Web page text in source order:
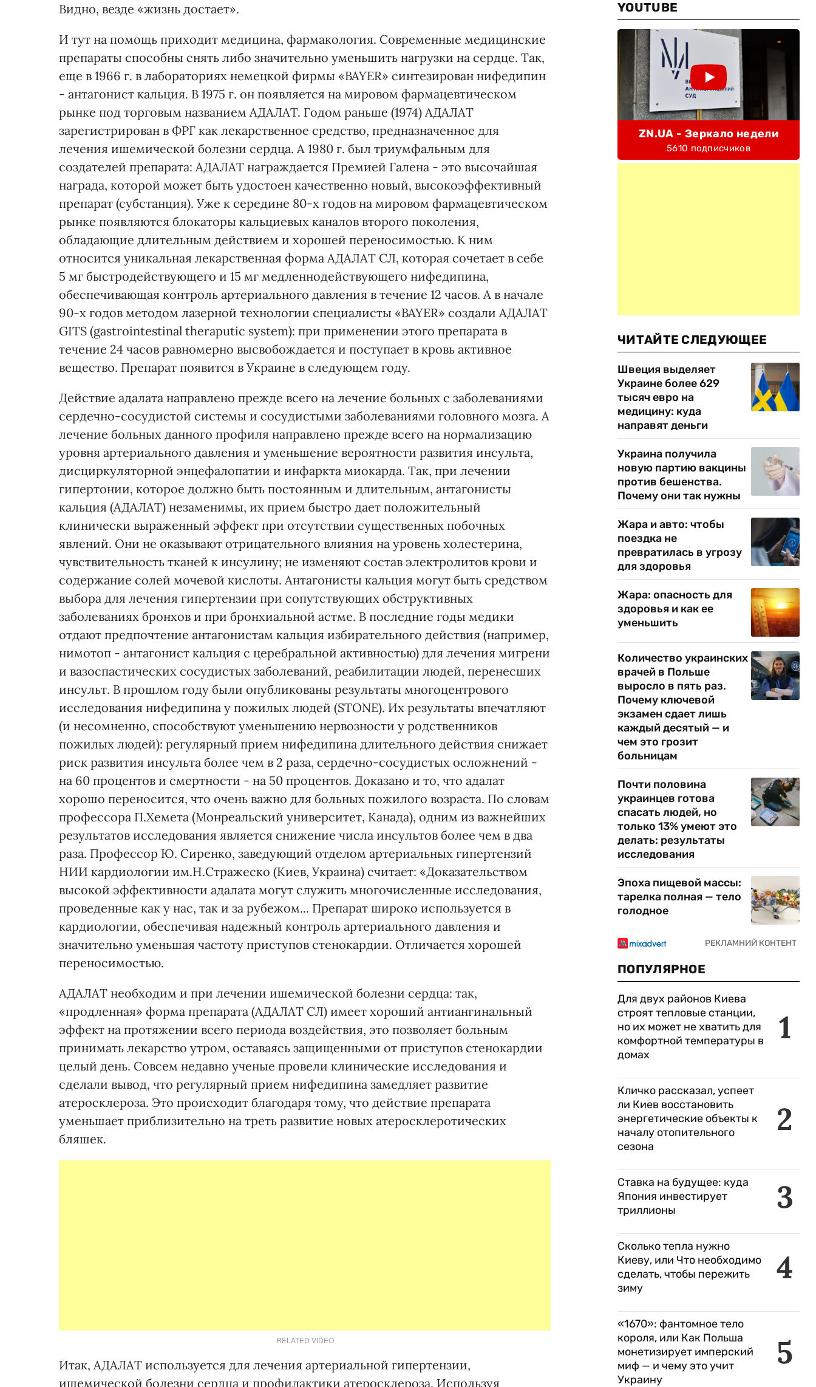
Видно, везде «жизнь достает».
И тут на помощь приходит медицина, фармакология. Современные медицинские
препараты способны снять либо значительно уменьшить нагрузки на сердце. Так,
еще в 1966 г. в лабораториях немецкой фирмы «BAYER» синтезирован нифедипин
- антагонист кальция. В 1975 г. он появляется на мировом фармацевтическом
рынке под торговым названием АДАЛАТ. Годом раньше (1974) АДАЛАТ
зарегистрирован в ФРГ как лекарственное средство, предназначенное для
лечения ишемической болезни сердца. А 1980 г. был триумфальным для
создателей препарата: АДАЛАТ награждается Премией Галена - это высочайшая
награда, которой может быть удостоен качественно новый, высокоэффективный
препарат (субстанция). Уже к середине 80-х годов на мировом фармацевтическом
рынке появляются блокаторы кальциевых каналов второго поколения,
обладающие длительным действием и хорошей переносимостью. К ним
относится уникальная лекарственная форма АДАЛАТ СЛ, которая сочетает в себе
5 мг быстродействующего и 15 мг медленнодействующего нифедипина,
обеспечивающая контроль артериального давления в течение 12 часов. А в начале
90-х годов методом лазерной технологии специалисты «BAYER» создали АДАЛАТ
GITS (gastrointestinal therаputic system): при применении этого препарата в
течение 24 часов равномерно высвобождается и поступает в кровь активное
вещество. Препарат появится в Украине в следующем году.
Действие адалата направлено прежде всего на лечение больных с заболеваниями
сердечно-сосудистой системы и сосудистыми заболеваниями головного мозга. А
лечение больных данного профиля направлено прежде всего на нормализацию
уровня артериального давления и уменьшение вероятности развития инсульта,
дисциркуляторной энцефалопатии и инфаркта миокарда. Так, при лечении
гипертонии, которое должно быть постоянным и длительным, антагонисты
кальция (АДАЛАТ) незаменимы, их прием быстро дает положительный
клинически выраженный эффект при отсутствии существенных побочных
явлений. Они не оказывают отрицательного влияния на уровень холестерина,
чувствительность тканей к инсулину; не изменяют состав электролитов крови и
содержание солей мочевой кислоты. Антагонисты кальция могут быть средством
выбора для лечения гипертензии при сопутствующих обструктивных
заболеваниях бронхов и при бронхиальной астме. В последние годы медики
отдают предпочтение антагонистам кальция избирательного действия (например,
нимотоп - антагонист кальция с церебральной активностью) для лечения мигрени
и вазоспастических сосудистых заболеваний, реабилитации людей, перенесших
инсульт. В прошлом году были опубликованы результаты многоцентрового
исследования нифедипина у пожилых людей (STONE). Их результаты впечатляют
(и несомненно, способствуют уменьшению нервозности у родственников
пожилых людей): регулярный прием нифедипина длительного действия снижает
риск развития инсульта более чем в 2 раза, сердечно-сосудистых осложнений -
на 60 процентов и смертности - на 50 процентов. Доказано и то, что адалат
хорошо переносится, что очень важно для больных пожилого возраста. По словам
профессора П.Хемета (Монреальский университет, Канада), одним из важнейших
результатов исследования является снижение числа инсультов более чем в два
раза. Профессор Ю. Сиренко, заведующий отделом артериальных гипертензий
НИИ кардиологии им.Н.Стражеско (Киев, Украина) считает: «Доказательством
высокой эффективности адалата могут служить многочисленные исследования,
проведенные как у нас, так и за рубежом... Препарат широко используется в
кардиологии, обеспечивая надежный контроль артериального давления и
значительно уменьшая частоту приступов стенокардии. Отличается хорошей
переносимостью.
АДАЛАТ необходим и при лечении ишемической болезни сердца: так,
«продленная» форма препарата (АДАЛАТ СЛ) имеет хороший антиангинальный
эффект на протяжении всего периода воздействия, это позволяет больным
принимать лекарство утром, оставаясь защищенными от приступов стенокардии
целый день. Совсем недавно ученые провели клинические исследования и
сделали вывод, что регулярный прием нифедипина замедляет развитие
атеросклероза. Это происходит благодаря тому, что действие препарата
уменьшает приблизительно на треть развитие новых атеросклеротических
бляшек.
RELATED VIDEO
Итак, АДАЛАТ используется для лечения артериальной гипертензии,
ишемической болезни сердца и профилактики атеросклероза. Используя
YOUTUBE
ZN.UA - Зеркало недели
5610 подписчиков
ЧИТАЙТЕ СЛЕДУЮЩЕЕ
Швеция выделяет
Украине более 629
тысяч евро на
медицину: куда
направят деньги
Украина получила
новую партию вакцины
против бешенства.
Почему они так нужны
Жара и авто: чтобы
поездка не
превратилась в угрозу
для здоровья
Жара: опасность для
здоровья и как ее
уменьшить
Количество украинских
врачей в Польше
выросло в пять раз.
Почему ключевой
экзамен сдает лишь
каждый десятый — и
чем это грозит
больницам
Почти половина
украинцев готова
спасать людей, но
только 13% умеют это
делать: результаты
исследования
Эпоха пищевой массы:
тарелка полная — тело
голодное
ПОПУЛЯРНОЕ
1
Для двух районов Киева
строят тепловые станции,
но их может не хватить для
комфортной температуры в
домах
2
Кличко рассказал, успеет
ли Киев восстановить
энергетические объекты к
началу отопительного
сезона
3
Ставка на будущее: куда
Япония инвестирует
триллионы
4
Сколько тепла нужно
Киеву, или Что необходимо
сделать, чтобы пережить
зиму
5
«1670»: фантомное тело
короля, или Как Польша
монетизирует имперский
миф — и чему это учит
Украину